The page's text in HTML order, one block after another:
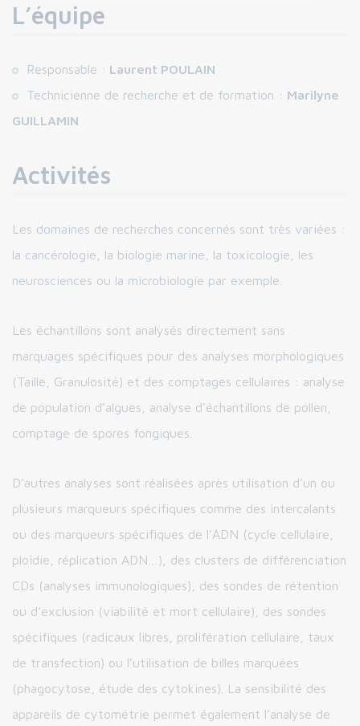
L’équipe
Responsable : Laurent POULAIN
Technicienne de recherche et de formation : Marilyne
GUILLAMIN
Activités
Les domaines de recherches concernés sont très variées :
la cancérologie, la biologie marine, la toxicologie, les
neurosciences ou la microbiologie par exemple.
Les échantillons sont analysés directement sans
marquages spécifiques pour des analyses morphologiques
(Taille, Granulosité) et des comptages cellulaires : analyse
de population d’algues, analyse d’échantillons de pollen,
comptage de spores fongiques.
D’autres analyses sont réalisées après utilisation d’un ou
plusieurs marqueurs spécifiques comme des intercalants
ou des marqueurs spécifiques de l’ADN (cycle cellulaire,
ploïdie, réplication ADN…), des clusters de différenciation
CDs (analyses immunologiques), des sondes de rétention
ou d’exclusion (viabilité et mort cellulaire), des sondes
spécifiques (radicaux libres, prolifération cellulaire, taux
de transfection) ou l’utilisation de billes marquées
(phagocytose, étude des cytokines). La sensibilité des
appareils de cytométrie permet également l’analyse de